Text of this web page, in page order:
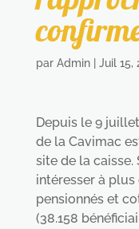
par Admin| Juil 15,
Depuis le 9
de la Cavimac
site de la
intéresser à plus
pensionnés et
(38.158